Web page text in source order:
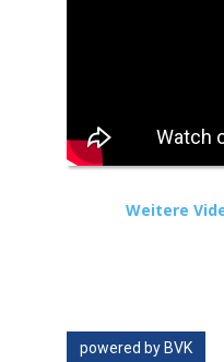
Weitere
powered by BVK